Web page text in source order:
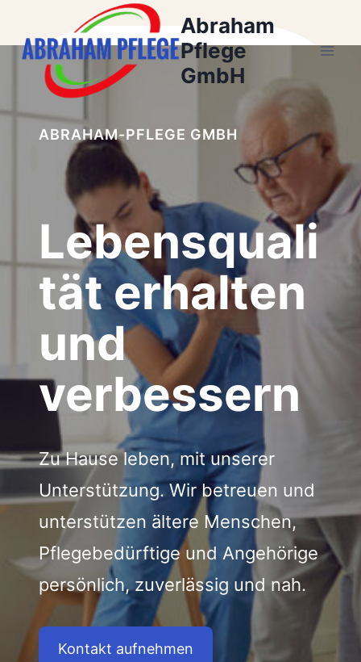
springen
Abraham
Pflege
GmbH
ABRAHAM-PFLEGE GMBH
Lebensquali
tät erhalten
und
verbessern
Zu Hause leben, mit unserer
Unterstützung. Wir betreuen und
unterstützen ältere Menschen,
Pflegebedürftige und Angehörige
persönlich, zuverlässig und nah.
Kontakt aufnehmen